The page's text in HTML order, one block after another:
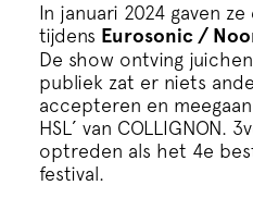
In januari 2024 gaven
tijdens Eurosonic /
De show ontving
publiek zat er niets
accepteren en
HSL’ van COLLIGNON.
optreden als het 4e
festival.